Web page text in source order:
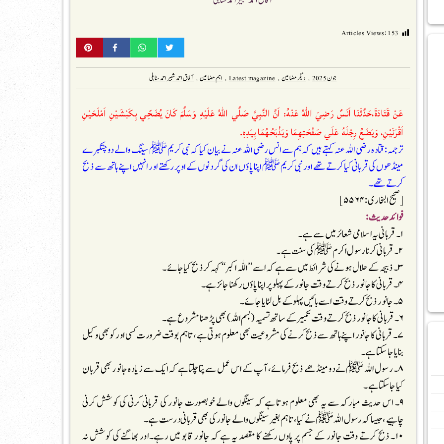
جون 2025 , دیگر مضامین ,
Latest magazine
, اہم مضامین , آفاق احمد شبیر احمد سنابلی
عَنْ قَتَادَةَ،حَدَّثَنَا اَنَسٌ رَضِيَ اللّٰهُ عَنْهُ: اَنَّ النَّبِيَّ صَلَّي اللّٰهُ عَلَيْهِ وَسَلَّمَ كَانَ يُضَحِّي بِكَبْشَيْنِ اَمْلَحَيْنِ
اَقْرَنَيْنِ، وَيَضَعُ رِجْلَهُ عَلَي صَفْحَتِهِمَا وَيَذْبَحُهُمَا بِيَدِهِ۔
ترجمہ: قتادہ رضی اللہ عنہ کہتے ہیں کہ ہم سے انس رضی اللہ عنہ نے بیان کیا کہ نبی کریم ﷺ سینگ والے دو چتکبرے
مینڈھوں کی قربانی کیا کرتے تھے اور نبی کریم ﷺ اپنا پاؤں ان کی گردنوں کے اوپر رکھتے اور انہیں اپنے ہاتھ سے ذبح
کرتے تھے۔
[صحیح البخاری:۵۵۶۴]
فوائد حدیث :
۱۔ قربانی یہ اسلامی شعائر میں سے ہے۔
۲۔ قربانی کرنا رسول اکرم ﷺ کی سنت ہے۔
۳۔ ذبیحہ کے حلال ہونے کی شرائط میں سے ہے کہ اسے ’’اللّٰہ اکبر‘‘ کہہ کرذبح کیاجائے ۔
۴۔ قربانی کا جانور ذبح کرتے وقت جانور کے پہلو پر اپنا پاؤں رکھنا جائز ہے۔
۵۔ جانور ذبح کرتے وقت اسے بائیں پہلو کے بل لٹایا جائے۔
۶۔ قربانی کا جانور ذبح کرتے وقت تکبیر کے ساتھ تسمیہ (بسم اللہ) بھی پڑھنا مشروع ہے۔
۷۔ قربانی کا جانور اپنے ہاتھ سے ذبح کرنے کی مشروعیت بھی معلوم ہوتی ہے، تاہم بوقت ضرورت کسی اور کو بھی وکیل
بنایا جا سکتا ہے۔
۸۔ رسول اللہ ﷺنے دو مینڈھے ذبح فرمائے، آپ کے اس عمل سے پتا چلتاہے کہ ایک سے زیادہ جانور بھی قربان
کیا جاسکتاہے۔
۹۔ اس حدیث مبارکہ سے یہ بھی معلوم ہوتا ہے کہ سینگوں والے خوبصورت جانور کی قربانی کرنی کی کوشش کرنی
چاہیے،جیسا کہ رسول اللہ ﷺنے کیا، تاہم بغیر سینگوں والے جانور کی بھی قربانی درست ہے۔
۱۰۔ ذبح کرتے وقت جانور کے جسم پر پاوں رکھنے کا مقصد یہ ہے کہ جانور قابو میں رہے۔اور بھاگنے کی کوشش نہ
Articles Views:153